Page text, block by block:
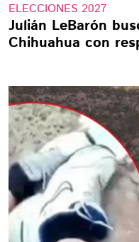
ELECCIONES 2027
Julián LeBarón
Chihuahua con